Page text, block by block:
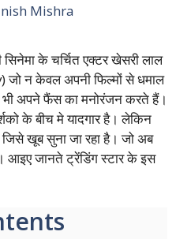
Mishra
सिनेमा के चर्चित एक्टर खेसरी लाल
न केवल अपनी फिल्मों से धमाल
अपने फैंस का मनोरंजन करते हैं।
के बीच मे यादगार है। लेकिन
खूब सुना जा रहा है। जो अब
आइए जानते ट्रेंडिंग स्टार के इस